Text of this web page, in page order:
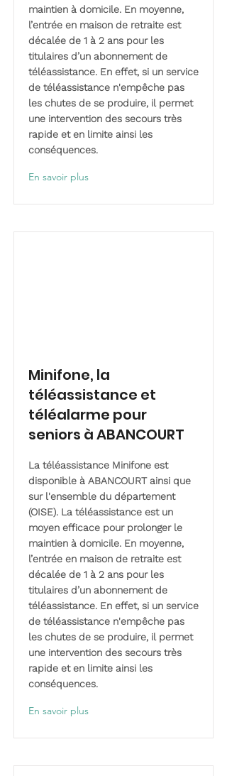
maintien à domicile. En moyenne,
l’entrée en maison de retraite est
décalée de 1 à 2 ans pour les
titulaires d’un abonnement de
téléassistance. En effet, si un service
de téléassistance n'empêche pas
les chutes de se produire, il permet
une intervention des secours très
rapide et en limite ainsi les
conséquences.
En savoir plus
Minifone, la
téléassistance et
téléalarme pour
seniors à ABANCOURT
La téléassistance Minifone est
disponible à ABANCOURT ainsi que
sur l'ensemble du département
(OISE). La téléassistance est un
moyen efficace pour prolonger le
maintien à domicile. En moyenne,
l’entrée en maison de retraite est
décalée de 1 à 2 ans pour les
titulaires d’un abonnement de
téléassistance. En effet, si un service
de téléassistance n'empêche pas
les chutes de se produire, il permet
une intervention des secours très
rapide et en limite ainsi les
conséquences.
En savoir plus